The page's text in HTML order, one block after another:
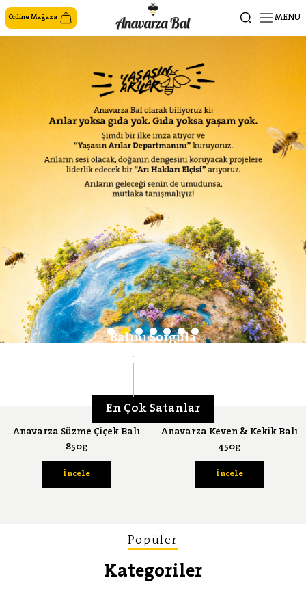
Online Mağaza MENU
Balını Sorgula
İncele
İncele
Bal Ansiklopedisi
İncele
En Çok Satanlar
Anavarza Süzme Çiçek Balı
850g
İncele
Anavarza Keven & Kekik Balı
450g
İncele
Popüler
Kategoriler